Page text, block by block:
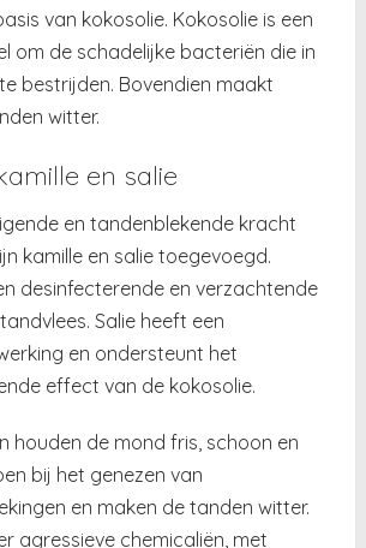
van kokosolie. Kokosolie is een
om de schadelijke bacteriën die in
bestrijden. Bovendien maakt
witter.
en salie
en tandenblekende kracht
kamille en salie toegevoegd.
desinfecterende en verzachtende
Salie heeft een
en ondersteunt het
effect van de kokosolie.
houden de mond fris, schoon en
bij het genezen van
en maken de tanden witter.
agressieve chemicaliën, met